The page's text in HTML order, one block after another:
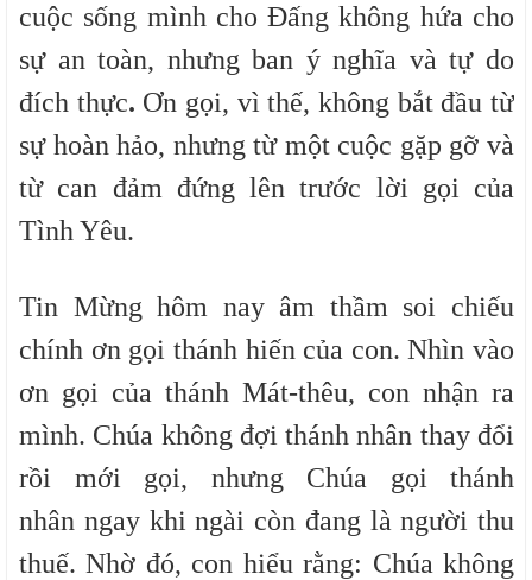
cuộc sống mình cho Đấng không hứa cho
sự an toàn, nhưng ban ý nghĩa và tự do
đích thực. Ơn gọi, vì thế, không bắt đầu từ
sự hoàn hảo, nhưng từ một cuộc gặp gỡ và
từ can đảm đứng lên trước lời gọi của
Tình Yêu.
Tin Mừng hôm nay âm thầm soi chiếu
chính ơn gọi thánh hiến của con. Nhìn vào
ơn gọi của thánh Mát-thêu, con nhận ra
mình. Chúa không đợi thánh nhân thay đổi
rồi mới gọi, nhưng Chúa gọi thánh
nhân ngay khi ngài còn đang là người thu
thuế. Nhờ đó, con hiểu rằng: Chúa không